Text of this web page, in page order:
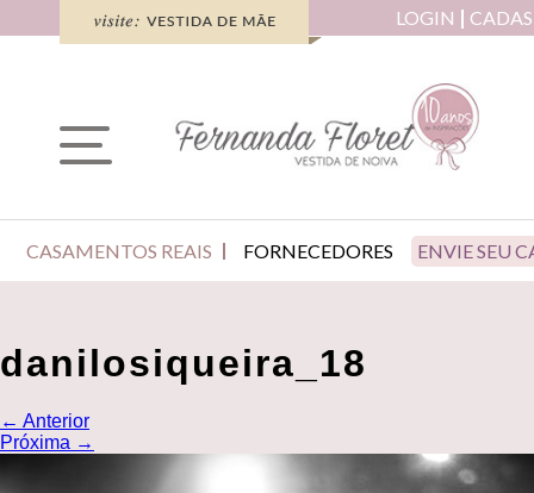
LOGIN
CASAMENTOS REAIS FORNECEDORES ENVIE SEU
danilosiqueira_18
← Anterior
Próxima →